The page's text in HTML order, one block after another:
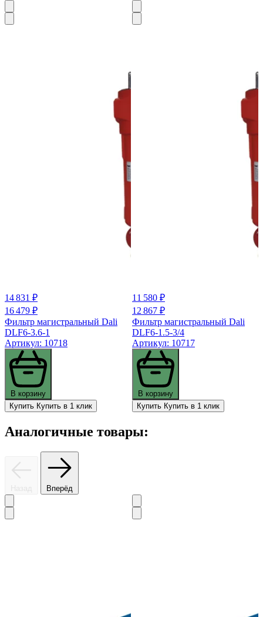
14 831 ₽
16 479 ₽
Фильтр магистральный Dali
DLF6-3.6-1
Артикул: 10718
В корзину
Купить Купить в 1 клик
11 580 ₽
12 867 ₽
Фильтр магистральный Dali
DLF6-1.5-3/4
Артикул: 10717
В корзину
Купить Купить в 1 клик
Аналогичные товары:
Назад Вперёд